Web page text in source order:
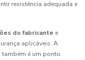
resistência adequada e
do fabricante e
aplicáveis. A
também é um ponto